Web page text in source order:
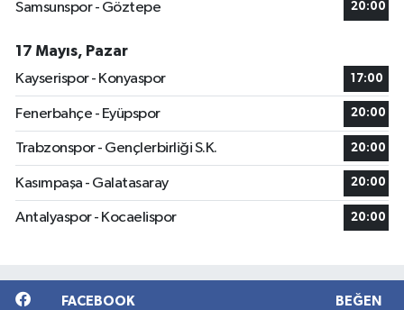
Samsunspor - Göztepe 20:00
17 Mayıs, Pazar
Kayserispor - Konyaspor
17:00
Fenerbahçe - Eyüpspor 20:00
Trabzonspor - Gençlerbirliği S.K. 20:00
Kasımpaşa - Galatasaray 20:00
Antalyaspor - Kocaelispor 20:00
FACEBOOK BEĞEN